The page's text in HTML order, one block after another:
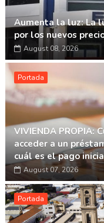
Aumenta la luz: La
por los nuevos
August 08, 2026
Portada
VIVIENDA PROPIA:
acceder a un
cuál es el pago
August 07, 2026
Portada